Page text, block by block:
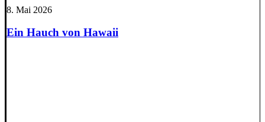
8. Mai 2026
Ein Hauch von Hawaii